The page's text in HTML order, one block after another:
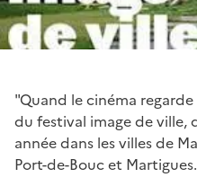
"Quand le cinéma
du festival image de ville,
année dans les villes de
Port-de-Bouc et Martigues.